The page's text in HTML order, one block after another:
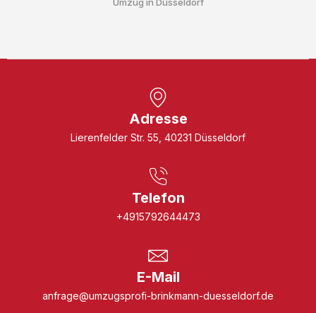
Adresse
Lierenfelder Str. 55, 40231 Düsseldorf
Telefon
+4915792644473
E-Mail
anfrage@umzugsprofi-brinkmann-duesseldorf.de